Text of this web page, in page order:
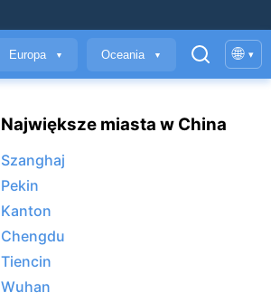
Europa ▼ Oceania ▼ 🌐 ▾
Największe miasta w China
Szanghaj
Pekin
Kanton
Chengdu
Tiencin
Wuhan